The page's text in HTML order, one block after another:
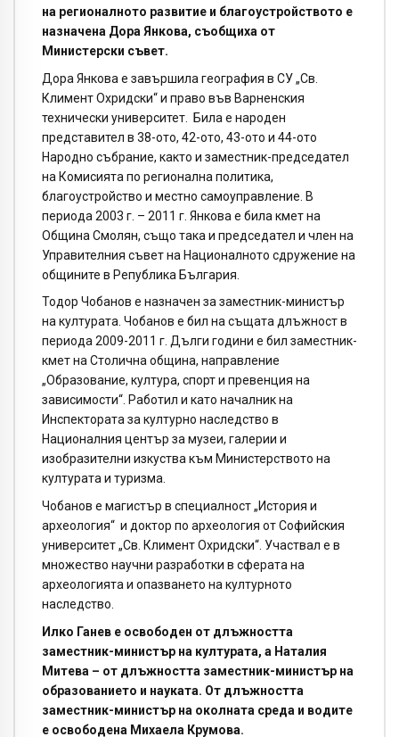
на регионалното развитие и благоустройството е
назначена Дора Янкова, съобщиха от
Министерски съвет.
Дора Янкова е завършила география в СУ „Св.
Климент Охридски“ и право във Варненския
технически университет. Била е народен
представител в 38-ото, 42-ото, 43-ото и 44-ото
Народно събрание, както и заместник-председател
на Комисията по регионална политика,
благоустройство и местно самоуправление. В
периода 2003 г. – 2011 г. Янкова е била кмет на
Община Смолян, също така и председател и член на
Управителния съвет на Националното сдружение на
общините в Република България.
Тодор Чобанов е назначен за заместник-министър
на културата. Чобанов е бил на същата длъжност в
периода 2009-2011 г. Дълги години е бил заместник-
кмет на Столична община, направление
„Образование, култура, спорт и превенция на
зависимости“. Работил и като началник на
Инспектората за културно наследство в
Националния център за музеи, галерии и
изобразителни изкуства към Министерството на
културата и туризма.
Чобанов е магистър в специалност „История и
археология“ и доктор по археология от Софийския
университет „Св. Климент Охридски“. Участвал е в
множество научни разработки в сферата на
археологията и опазването на културното
наследство.
Илко Ганев е освободен от длъжността
заместник-министър на културата, а Наталия
Митева – от длъжността заместник-министър на
образованието и науката. От длъжността
заместник-министър на околната среда и водите
е освободена Михаела Крумова.